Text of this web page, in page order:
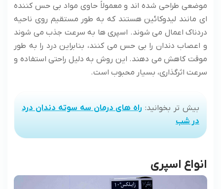
موضعی طراحی شده اند و معمولاً حاوی مواد بی حس کننده
ای مانند لیدوکائین هستند که به طور مستقیم روی ناحیه
دردناک اعمال می شوند. اسپری ها به سرعت جذب می شوند
و اعصاب دندان را بی حس می کنند، بنابراین درد را به طور
موقت کاهش می دهند. این روش به دلیل راحتی استفاده و
سرعت اثرگذاری، بسیار محبوب است.
بیش تر بخوانید: راه های درمان سه سوته دندان درد
در شب
انواع اسپری